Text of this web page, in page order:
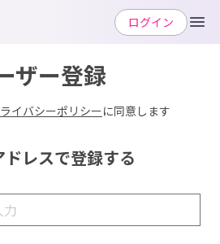
ザー登録
イバシーポリシーに同意します
ドレスで登録する
ログイン